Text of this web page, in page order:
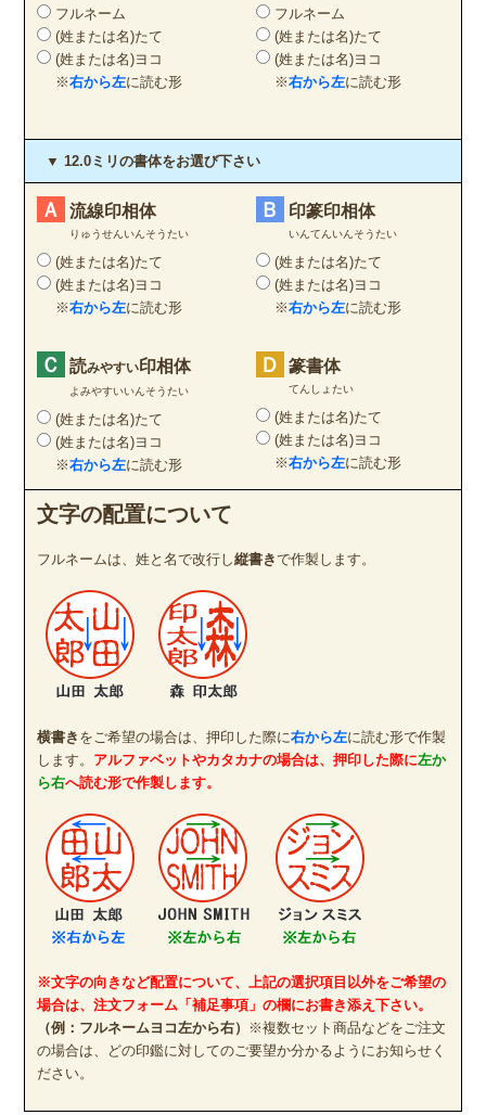
フルネーム
(姓または名)たて
(姓または名)ヨコ
※右から左に読む形
フルネーム
(姓または名)たて
(姓または名)ヨコ
※右から左に読む形
▼ 12.0ミリの書体をお選び下さい
Ａ 流線印相体
りゅうせんいんそうたい
(姓または名)たて
(姓または名)ヨコ
※右から左に読む形
Ｃ 読みやすい印相体
よみやすいいんそうたい
(姓または名)たて
(姓または名)ヨコ
※右から左に読む形
Ｂ 印篆印相体
いんてんいんそうたい
(姓または名)たて
(姓または名)ヨコ
※右から左に読む形
Ｄ 篆書体
てんしょたい
(姓または名)たて
(姓または名)ヨコ
※右から左に読む形
文字の配置について
フルネームは、姓と名で改行し縦書きで作製します。
横書き をご希望の場合は、押印した際に右から左に読む形で作製
します。 アルファベットやカタカナの場合は、押印した際に左か
ら右へ読む形で作製します。
※文字の向きなど配置について、上記の選択項目以外をご希望の
場合は、注文フォーム「補足事項」の欄にお書き添え下さい。
（例：フルネームヨコ左から右）
※複数セット商品などをご注文
の場合は、どの印鑑に対してのご要望か分かるようにお知らせく
ださい。